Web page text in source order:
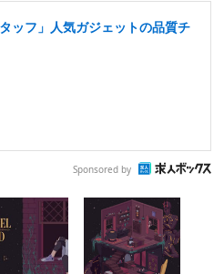
ッフ」人気ガジェットの品質チ
Sponsored by